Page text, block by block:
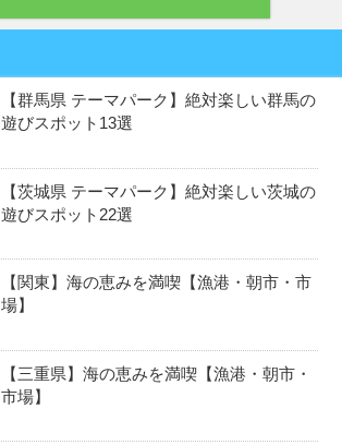
【群馬県 テーマパーク】絶対楽しい群馬の
遊びスポット13選
【茨城県 テーマパーク】絶対楽しい茨城の
遊びスポット22選
【関東】海の恵みを満喫【漁港・朝市・市
場】
【三重県】海の恵みを満喫【漁港・朝市・
市場】